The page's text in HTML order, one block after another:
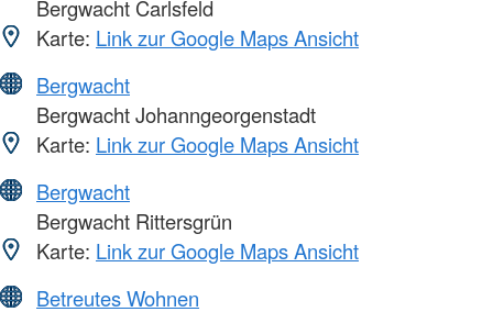
Bergwacht Carlsfeld
Karte: Link zur Google Maps Ansicht
Bergwacht
Bergwacht Johanngeorgenstadt
Karte: Link zur Google Maps Ansicht
Bergwacht
Bergwacht Rittersgrün
Karte: Link zur Google Maps Ansicht
Betreutes Wohnen